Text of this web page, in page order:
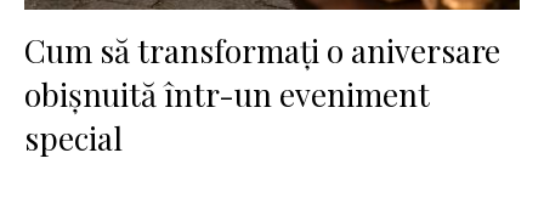
Cum să transformați o aniversare
obișnuită într-un eveniment
special